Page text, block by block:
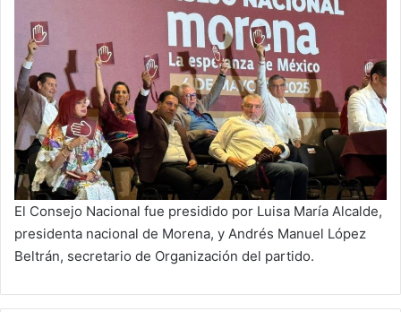
El Consejo Nacional fue presidido por Luisa María Alcalde,
presidenta nacional de Morena, y Andrés Manuel López
Beltrán, secretario de Organización del partido.